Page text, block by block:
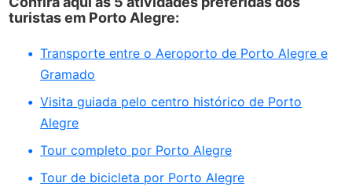
turistas em Porto Alegre:
Transporte entre o Aeroporto de Porto Alegre e
Gramado
Visita guiada pelo centro histórico de Porto
Alegre
Tour completo por Porto Alegre
Tour de bicicleta por Porto Alegre